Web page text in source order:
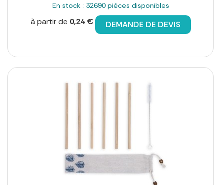
En stock : 32690 pièces disponibles
à partir de 0,24 € DEMANDE DE DEVIS